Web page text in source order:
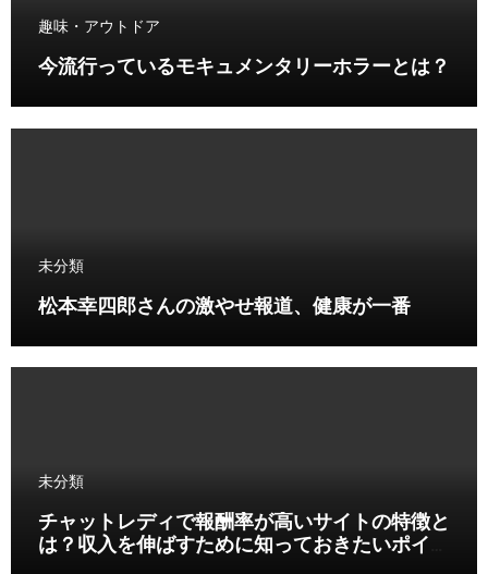
趣味・アウトドア
今流行っているモキュメンタリーホラーとは？
未分類
松本幸四郎さんの激やせ報道、健康が一番
未分類
チャットレディで報酬率が高いサイトの特徴と
は？収入を伸ばすために知っておきたいポイン